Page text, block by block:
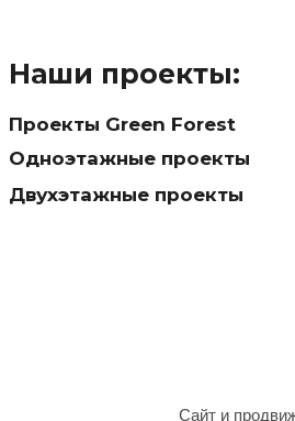
Наши проекты:
Проекты Green Forest
Одноэтажные проекты
Двухэтажные проекты
Сайт и